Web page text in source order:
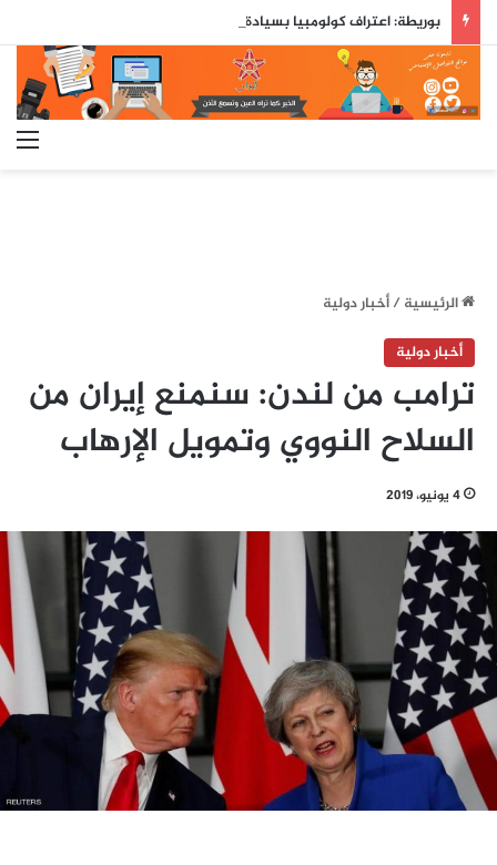
الرئيسية/أخبار دولية
أخبار دولية
ترامب من لندن: سنمنع إيران من
السلاح النووي وتمويل الإرهاب
4 يونيو، 2019